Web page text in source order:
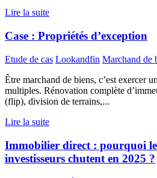
Lire la suite
Case : Propriétés d’exception
Etude de cas Lookandfin Marchand de
Être marchand de biens, c’est exercer
multiples. Rénovation complète
(flip), division de terrains,...
Lire la suite
Immobilier direct : pourquoi
investisseurs chutent en 2025 ?